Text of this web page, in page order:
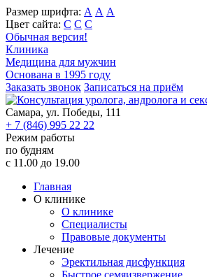
Размер шрифта: А А А
Цвет сайта: С С С
Обычная версия!
Клиника
Медицина для мужчин
Основана в 1995 году
Заказать звонок Записаться на приём
Самара, ул. Победы, 111
+ 7 (846) 995 22 22
Режим работы
по будням
c 11.00 до 19.00
Главная
О клинике
О клинике
Специалисты
Правовые документы
Лечение
Эректильная дисфункция
Быстрое семяизвержение